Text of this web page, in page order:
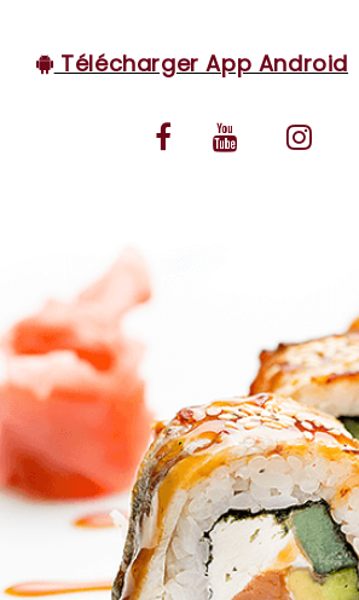
VOS AVIS
MENTIONS LÉGALES
Télécharger App Android